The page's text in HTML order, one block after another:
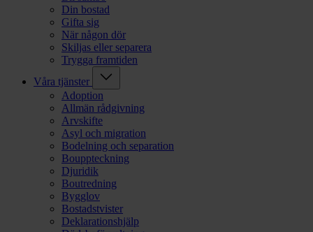
Din bostad
Gifta sig
När någon dör
Skiljas eller separera
Trygga framtiden
Våra tjänster
Adoption
Allmän rådgivning
Arvskifte
Asyl och migration
Bodelning och separation
Bouppteckning
Djuridik
Boutredning
Bygglov
Bostadstvister
Deklarationshjälp